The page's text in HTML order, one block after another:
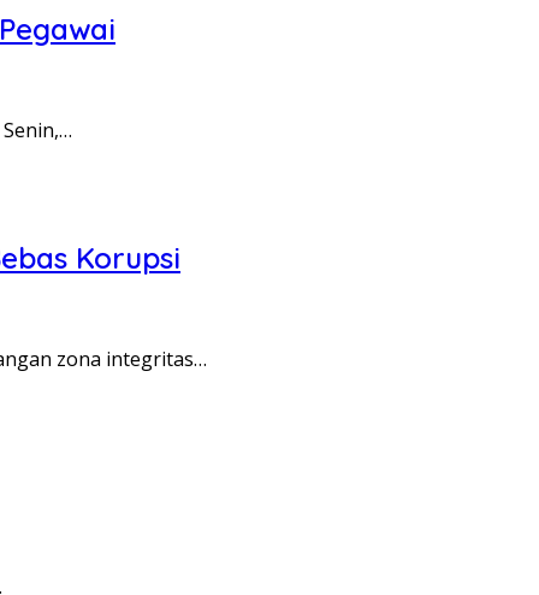
Korupsi
zona integritas…